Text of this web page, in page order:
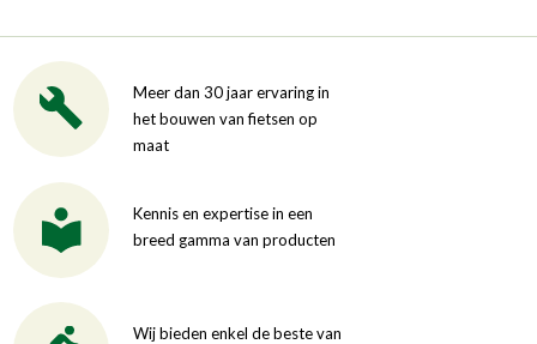
Meer dan 30 jaar ervaring in
het bouwen van fietsen op
maat
Kennis en expertise in een
breed gamma van producten
Wij bieden enkel de beste van